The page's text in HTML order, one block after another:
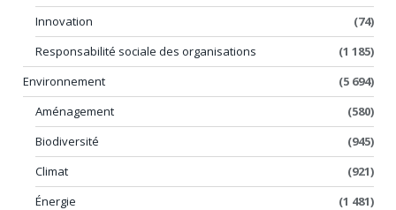
Innovation
(74)
Responsabilité sociale des organisations
(1 185)
Environnement
(5 694)
Aménagement
(580)
Biodiversité
(945)
Climat
(921)
Énergie
(1 481)